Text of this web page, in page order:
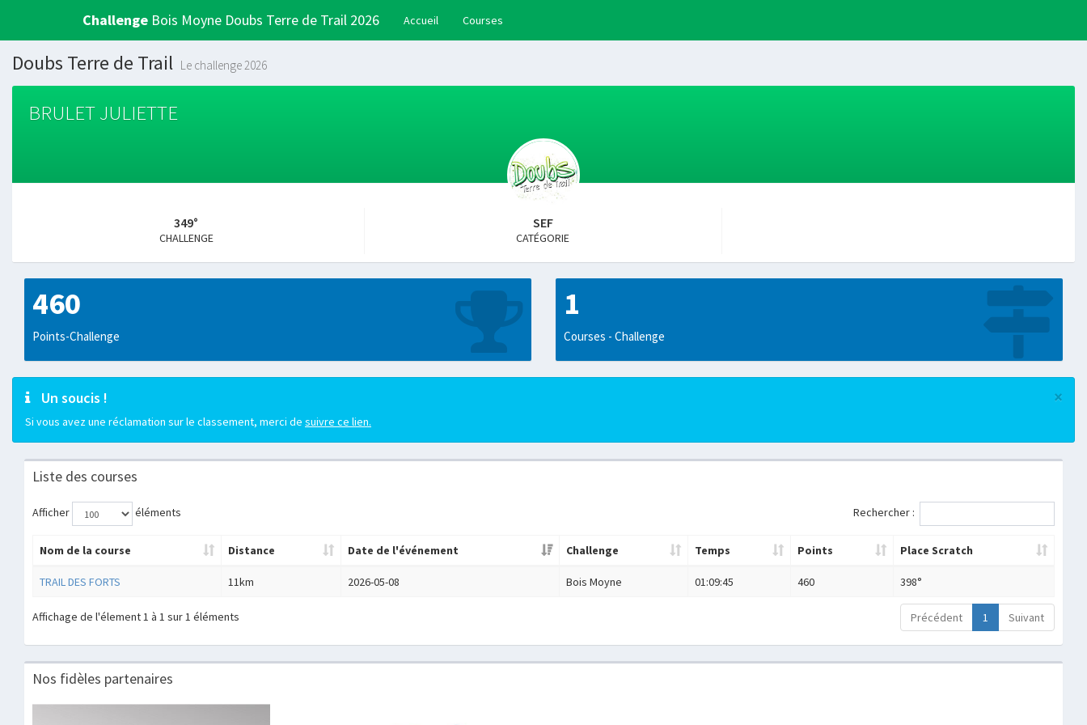
Challenge Bois Moyne Doubs Terre de Trail 2026 Accueil Courses
Doubs Terre de Trail Le challenge 2026
BRULET JULIETTE
349°
CHALLENGE
SEF
CATÉGORIE
460
Points-Challenge
1
Courses - Challenge
×
Un soucis !
Si vous avez une réclamation sur le classement, merci de suivre ce lien.
Liste des courses
Afficher éléments Rechercher :
Nom de la course Distance Date de l'événement Challenge Temps Points Place Scratch
TRAIL DES FORTS 11km 2026-05-08 Bois Moyne 01:09:45 460 398°
Affichage de l'élement 1 à 1 sur 1 éléments Précédent 1 Suivant
Nos fidèles partenaires